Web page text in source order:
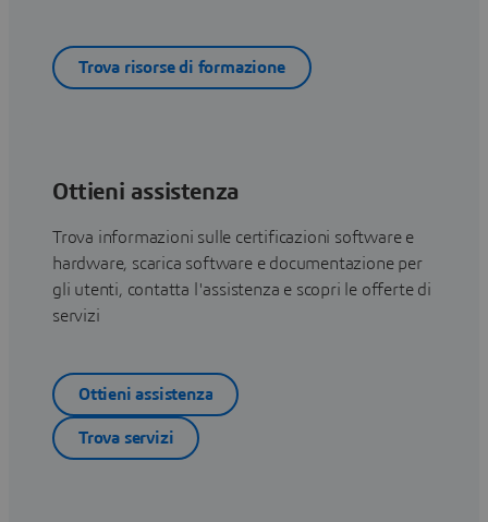
Trova risorse di formazione
Ottieni assistenza
Trova informazioni sulle certificazioni software e
hardware, scarica software e documentazione per
gli utenti, contatta l'assistenza e scopri le offerte di
servizi
Ottieni assistenza
Trova servizi